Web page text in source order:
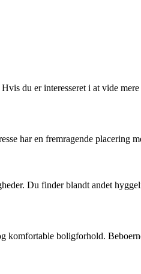
du er interesseret i at vide
har en fremragende placering
Du finder blandt andet
komfortable boligforhold.